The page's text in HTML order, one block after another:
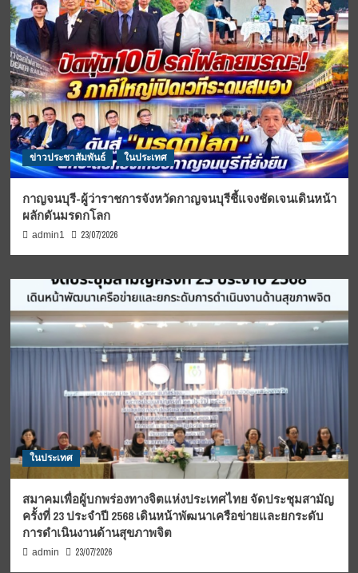
ข่าวประชาสัมพันธ์ ในประเทศ
กาญจนบุรี-ผู้ว่าราชการจังหวัดกาญจนบุรีชี้แจงชัดเจนเดินหน้า
ผลักดันมรดกโลก
admin1 23/07/2026
ในประเทศ
สมาคมเพื่อผู้บกพร่องทางจิตแห่งประเทศไทย จัดประชุมสามัญ
ครั้งที่ 23 ประจำปี 2568 เดินหน้าพัฒนาเครือข่ายและยกระดับ
การดำเนินงานด้านสุขภาพจิต
admin 23/07/2026